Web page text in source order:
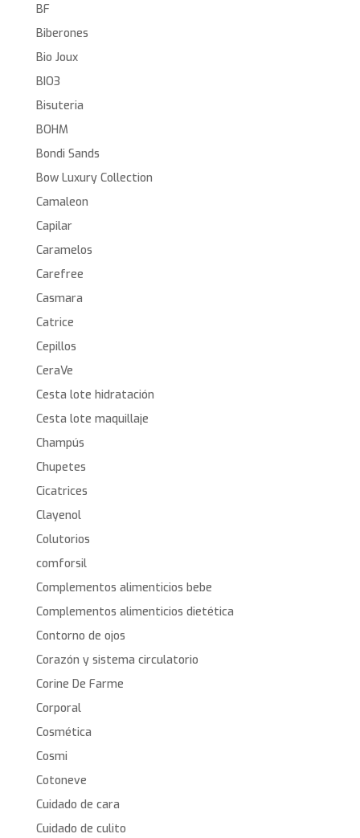
BF
Biberones
Bio Joux
BIO3
Bisuteria
BOHM
Bondi Sands
Bow Luxury Collection
Camaleon
Capilar
Caramelos
Carefree
Casmara
Catrice
Cepillos
CeraVe
Cesta lote hidratación
Cesta lote maquillaje
Champús
Chupetes
Cicatrices
Clayenol
Colutorios
comforsil
Complementos alimenticios bebe
Complementos alimenticios dietética
Contorno de ojos
Corazón y sistema circulatorio
Corine De Farme
Corporal
Cosmética
Cosmi
Cotoneve
Cuidado de cara
Cuidado de culito